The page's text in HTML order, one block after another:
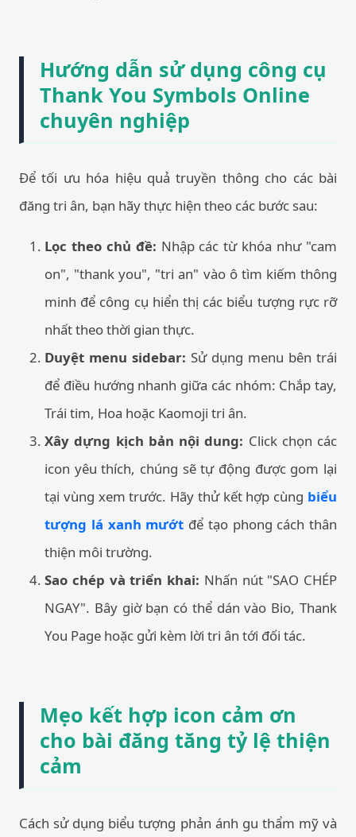
Hướng dẫn sử dụng công cụ
Thank You Symbols Online
chuyên nghiệp
Để tối ưu hóa hiệu quả truyền thông cho các bài
đăng tri ân, bạn hãy thực hiện theo các bước sau:
Lọc theo chủ đề: Nhập các từ khóa như "cam
on", "thank you", "tri an" vào ô tìm kiếm thông
minh để công cụ hiển thị các biểu tượng rực rỡ
nhất theo thời gian thực.
Duyệt menu sidebar: Sử dụng menu bên trái
để điều hướng nhanh giữa các nhóm: Chắp tay,
Trái tim, Hoa hoặc Kaomoji tri ân.
Xây dựng kịch bản nội dung: Click chọn các
icon yêu thích, chúng sẽ tự động được gom lại
tại vùng xem trước. Hãy thử kết hợp cùng biểu
tượng lá xanh mướt để tạo phong cách thân
thiện môi trường.
Sao chép và triển khai: Nhấn nút "SAO CHÉP
NGAY". Bây giờ bạn có thể dán vào Bio, Thank
You Page hoặc gửi kèm lời tri ân tới đối tác.
Mẹo kết hợp icon cảm ơn
cho bài đăng tăng tỷ lệ thiện
cảm
Cách sử dụng biểu tượng phản ánh gu thẩm mỹ và